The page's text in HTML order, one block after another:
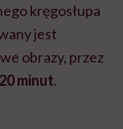
kręgosłupa
jest
obrazy, przez
minut.